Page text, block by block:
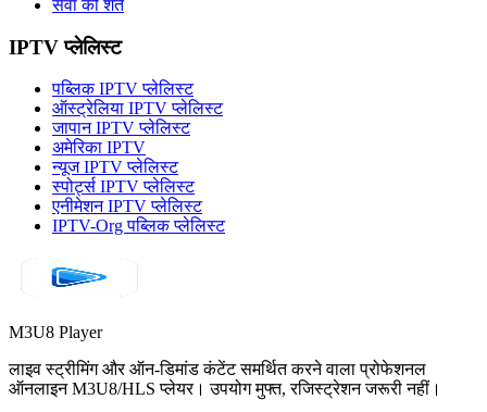
सेवा की शर्तें
IPTV प्लेलिस्ट
पब्लिक IPTV प्लेलिस्ट
ऑस्ट्रेलिया IPTV प्लेलिस्ट
जापान IPTV प्लेलिस्ट
अमेरिका IPTV
न्यूज IPTV प्लेलिस्ट
स्पोर्ट्स IPTV प्लेलिस्ट
एनीमेशन IPTV प्लेलिस्ट
IPTV-Org पब्लिक प्लेलिस्ट
M3U8 Player
लाइव स्ट्रीमिंग और ऑन-डिमांड कंटेंट समर्थित करने वाला प्रोफेशनल
ऑनलाइन M3U8/HLS प्लेयर। उपयोग मुफ्त, रजिस्ट्रेशन जरूरी नहीं।